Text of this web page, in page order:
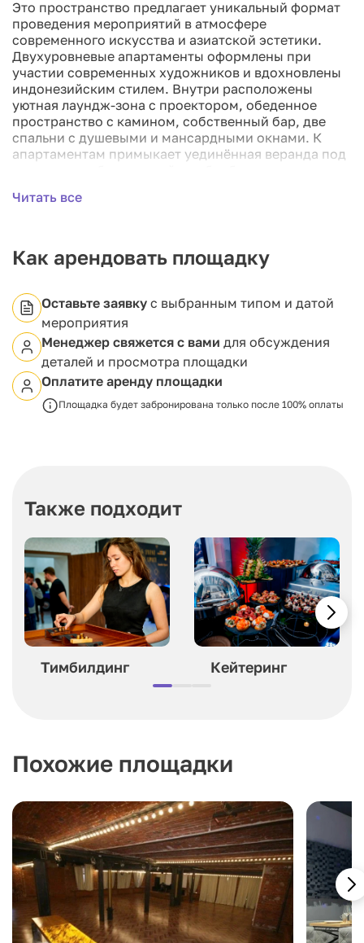
Это пространство предлагает уникальный формат
проведения мероприятий в атмосфере
современного искусства и азиатской эстетики.
Двухуровневые апартаменты оформлены при
участии современных художников и вдохновлены
индонезийским стилем. Внутри расположены
уютная лаундж-зона с проектором, обеденное
пространство с камином, собственный бар, две
спальни с душевыми и мансардными окнами. К
апартаментам примыкает уединённая веранда под
Читать все
Как арендовать площадку
Оставьте заявку с выбранным типом и датой
мероприятия
Менеджер свяжется с вами для обсуждения
деталей и просмотра площадки
Оплатите аренду площадки
Площадка будет забронирована только после 100% оплаты
Также подходит
Тимбилдинг Кейтеринг
Похожие площадки